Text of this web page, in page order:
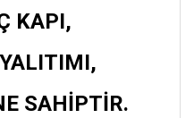
KAPI,
SAHİPTİR.